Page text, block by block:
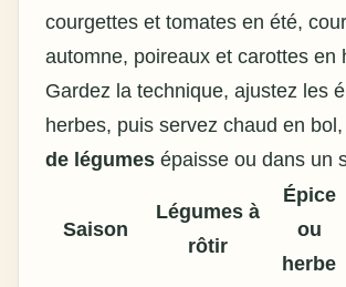
courgettes et tomates en été,
automne, poireaux et carottes en
Gardez la technique, ajustez les
herbes, puis servez chaud en bol,
de légumes épaisse ou dans un
Saison
Légumes à
rôtir
Épice
ou
herbe